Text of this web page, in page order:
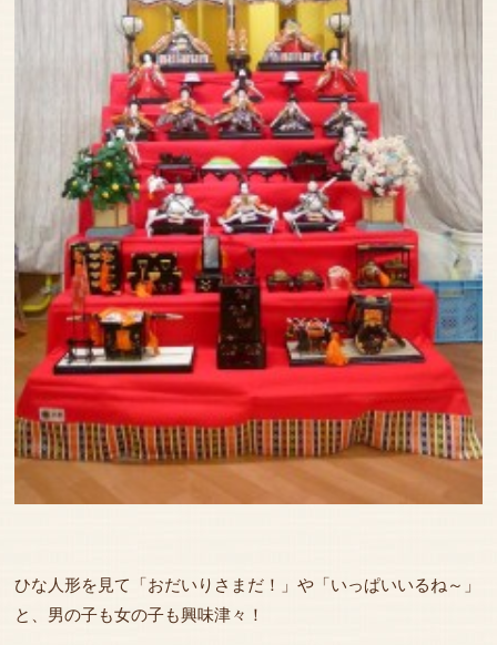
ひな人形を見て「おだいりさまだ！」や「いっぱいいるね～」
と、男の子も女の子も興味津々！